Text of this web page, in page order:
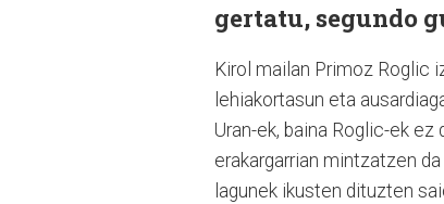
gertatu, segundo
Kirol mailan Primoz Roglic
lehiakortasun eta
Uran-ek, baina Roglic-ek
erakargarrian mintzatzen
lagunek ikusten dituzten